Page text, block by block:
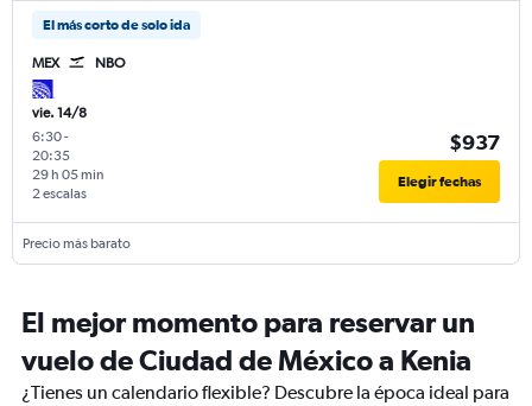
El más corto de solo ida
MEX NBO
vie. 14/8
6:30-
20:35
2 escalas
29 h 05 min
$937
Elegir fechas
Precio más barato
El mejor momento para reservar un
vuelo de Ciudad de México a Kenia
¿Tienes un calendario flexible? Descubre la época ideal para